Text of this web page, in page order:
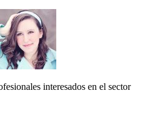
interesados en el sector